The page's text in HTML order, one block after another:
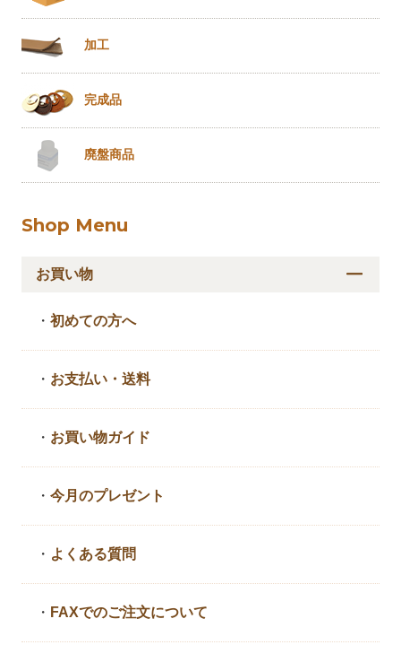
加工
完成品
廃盤商品
Shop Menu
お買い物
・初めての方へ
・ お支払い・送料
・ お買い物ガイド
・今月のプレゼント
・ よくある質問
・ FAXでのご注文について